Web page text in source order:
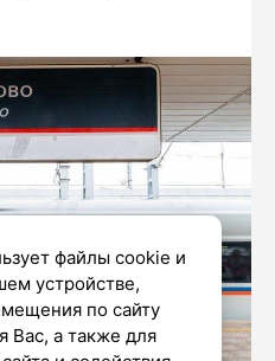
файлы cookie и
устройстве,
по сайту
Вас, а также для